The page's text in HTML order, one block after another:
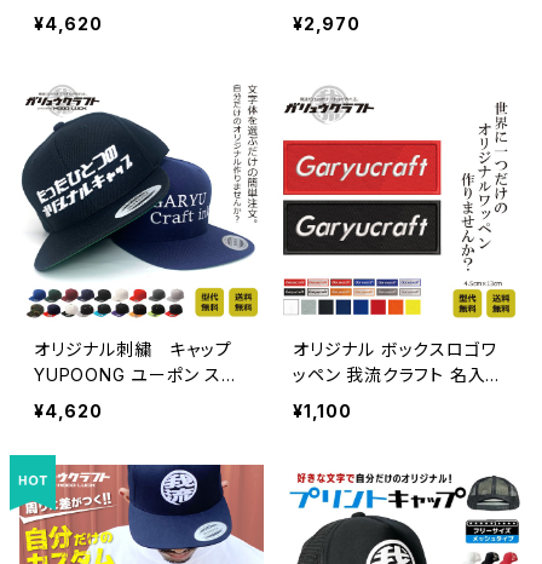
ク オリジナル 帽子 ししゅう
ギフト ゴルフコンペ 景品
誕生日 チーム カークラブ
別注 セミオーダー オーダ
ーメイド 平ツバ フラットバ
イザー キャンプ ユニフォー
ム プレゼント
¥4,620
プ 刺繍 セミオーダー 名前
入れ オリジナル ギフト 贈り
文字 カスタム プレゼント
¥2,970
オリジナル刺繍 キャップ
YUPOONG ユーポン スナ
ップバック ししゅう ギフト
ゴルフコンペ 景品 還暦 記
念品 贈り物 友達 誕生日
チーム カークラブ 別注 セ
ミオーダー オーダーメイド
激安 メンズ レディース キッ
ズ 平つば フラットバイザー
¥4,620
オリジナル ボックスロゴワ
ッペン 我流クラフト 名入れ
別注 アイロン取付 パロディ
¥1,100